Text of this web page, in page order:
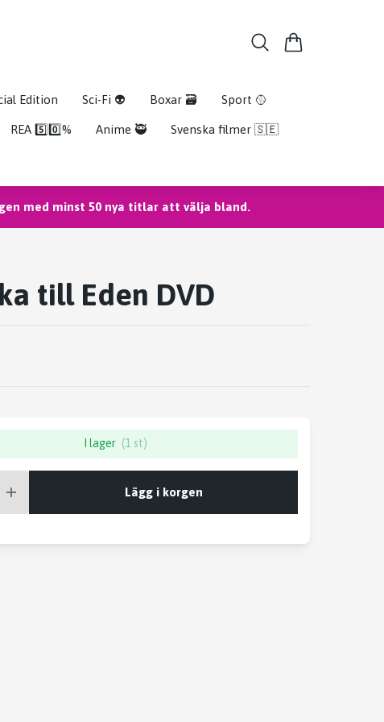
Edition Sci-Fi 👽 Boxar 🗃️ Sport 🥎
REA 5️⃣0️⃣% Anime 🥷 Svenska filmer 🇸🇪
med minst 50 nya titlar att välja bland.
till Eden DVD
I lager (1 st)
Lägg i korgen